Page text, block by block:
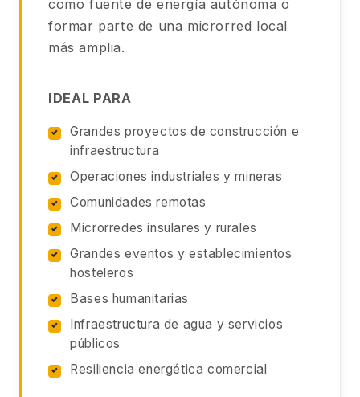
como fuente de energía autónoma o
formar parte de una microrred local
más amplia.
IDEAL PARA
Grandes proyectos de construcción e
infraestructura
Operaciones industriales y mineras
Comunidades remotas
Microrredes insulares y rurales
Grandes eventos y establecimientos
hosteleros
Bases humanitarias
Infraestructura de agua y servicios
públicos
Resiliencia energética comercial